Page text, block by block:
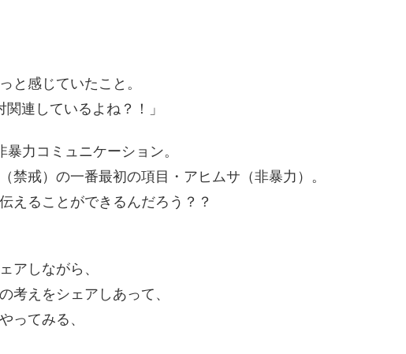
と感じていたこと。
連しているよね？！」
力コミュニケーション。
禁戒）の一番最初の項目・アヒムサ（非暴力）。
えることができるんだろう？？
アしながら、
考えをシェアしあって、
ってみる、